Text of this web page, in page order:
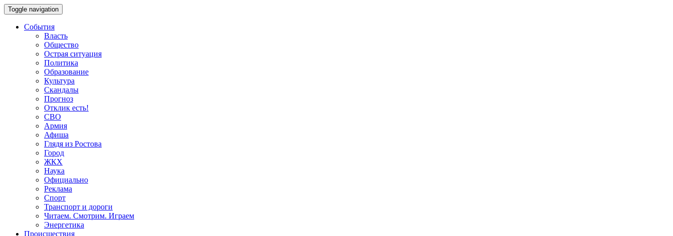
Toggle navigation
События
Власть
Общество
Острая ситуация
Политика
Образование
Культура
Скандалы
Прогноз
Отклик есть!
СВО
Армия
Афиша
Глядя из Ростова
Город
ЖКХ
Наука
Официально
Реклама
Спорт
Транспорт и дороги
Читаем. Смотрим. Играем
Энергетика
Происшествия